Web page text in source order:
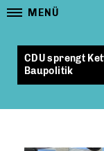
MENÜ
CDU sprengt
Baupolitik